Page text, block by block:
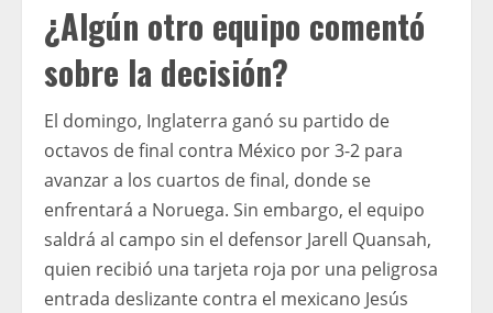
¿Algún otro equipo comentó
sobre la decisión?
El domingo, Inglaterra ganó su partido de
octavos de final contra México por 3-2 para
avanzar a los cuartos de final, donde se
enfrentará a Noruega. Sin embargo, el equipo
saldrá al campo sin el defensor Jarell Quansah,
quien recibió una tarjeta roja por una peligrosa
entrada deslizante contra el mexicano Jesús